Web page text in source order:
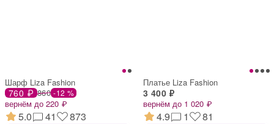
Шарф Liza Fashion
760 ₽ 860 -12 %
вернём до 220 ₽
5.0 41 873
Платье Liza Fashion
3 400 ₽
вернём до 1 020 ₽
4.9 1 81